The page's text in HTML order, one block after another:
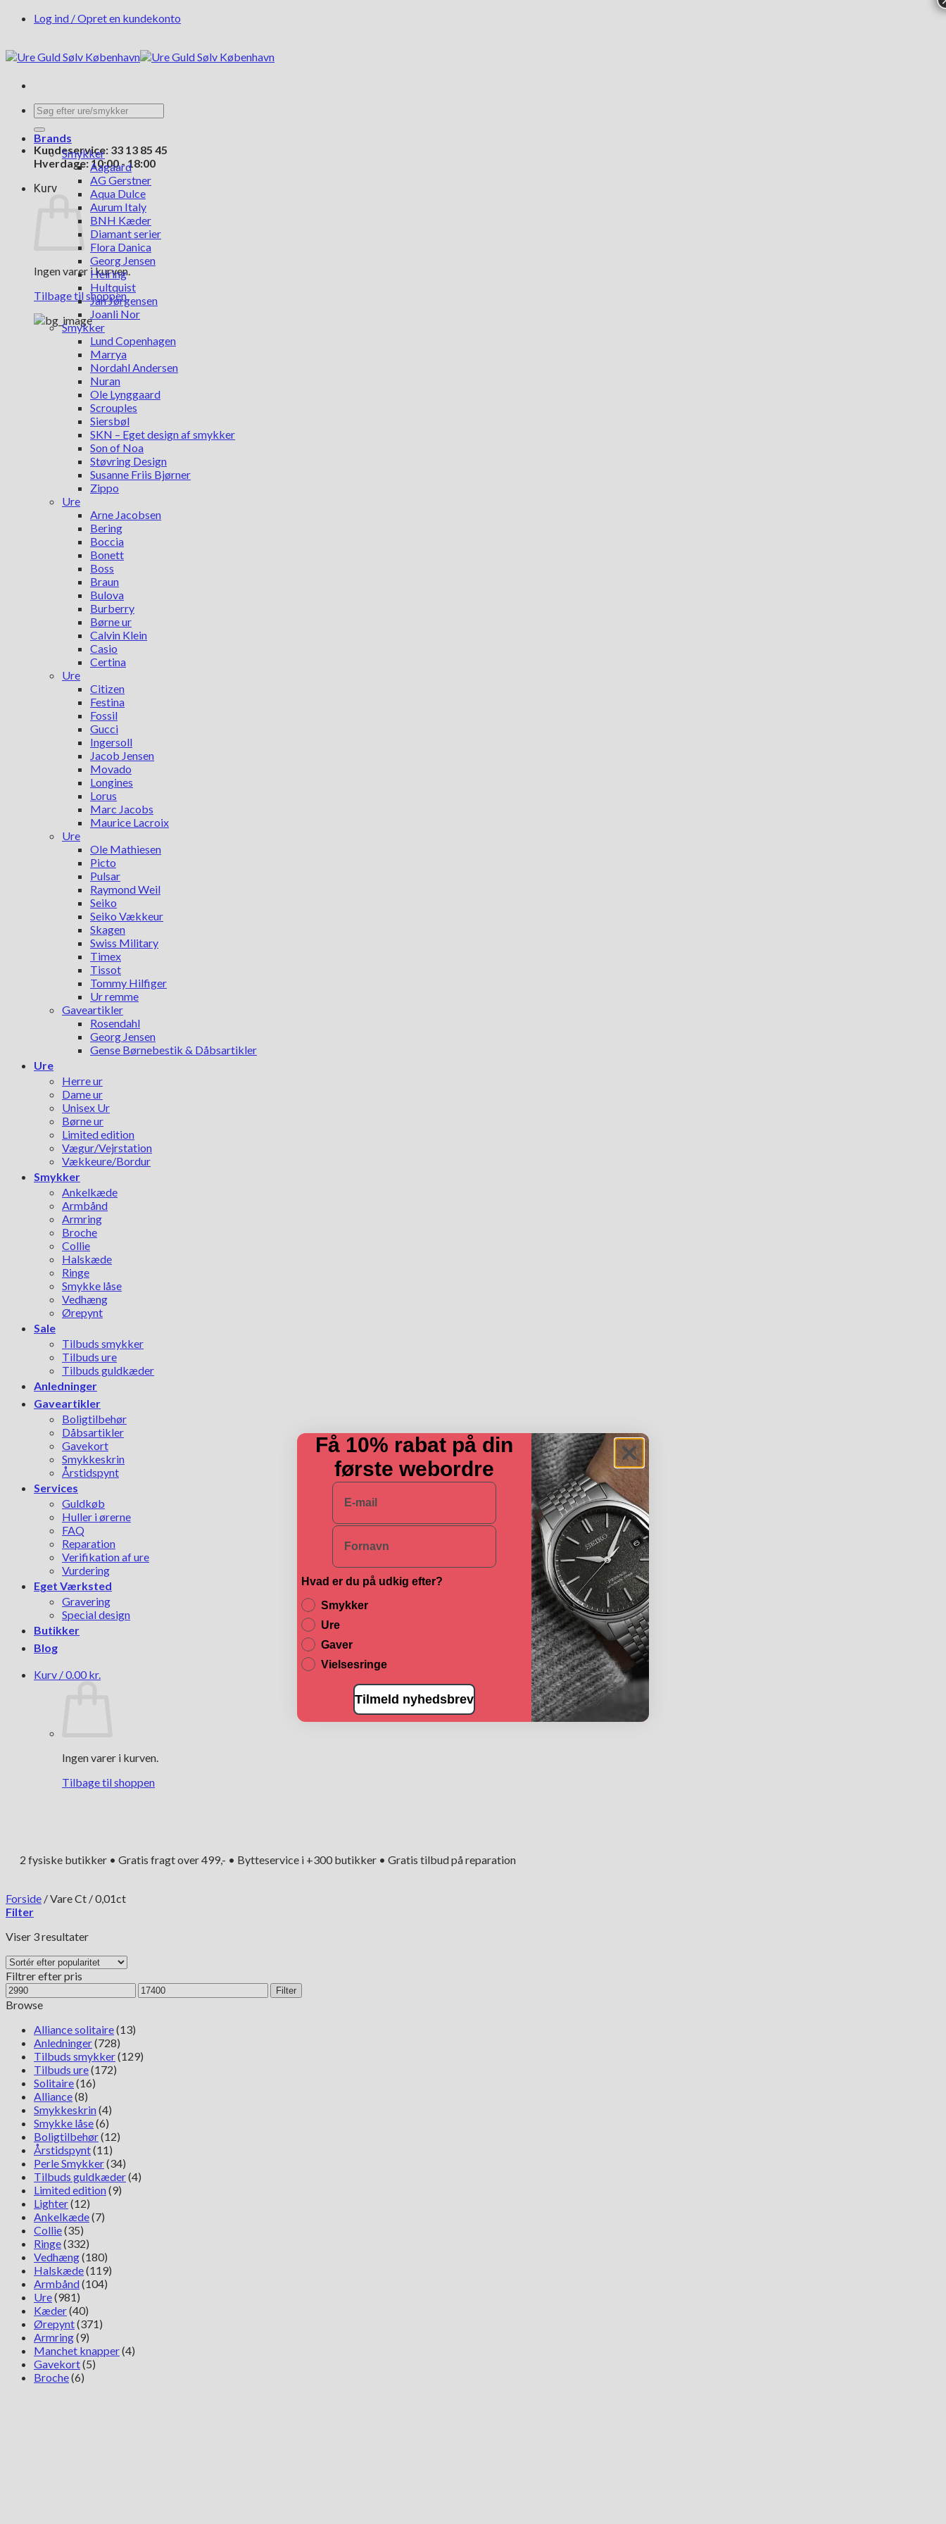
FortsætLog ind / Opret en kundekonto
Søg
efter:
Kundeservice: 33 13 85 45
Hverdage: 10:00 - 18:00
Kurv
Ingen varer i kurven.
Tilbage til shoppen
Brands
Smykker
Aagaard
AG Gerstner
Aqua Dulce
Aurum Italy
BNH Kæder
Diamant serier
Flora Danica
Georg Jensen
Heiring
Hultquist
Jan Jørgensen
Joanli Nor
Smykker
Lund Copenhagen
Marrya
Nordahl Andersen
Nuran
Ole Lynggaard
Scrouples
Siersbøl
SKN – Eget design af smykker
Son of Noa
Støvring Design
Susanne Friis Bjørner
Zippo
Ure
Arne Jacobsen
Bering
Boccia
Bonett
Boss
Braun
Bulova
Burberry
Børne ur
Calvin Klein
Casio
Certina
Ure
Citizen
Festina
Fossil
Gucci
Ingersoll
Jacob Jensen
Movado
Longines
Lorus
Marc Jacobs
Maurice Lacroix
Ure
Ole Mathiesen
Picto
Pulsar
Raymond Weil
Seiko
Seiko Vækkeur
Skagen
Swiss Military
Timex
Tissot
Tommy Hilfiger
Ur remme
Gaveartikler
Rosendahl
Georg Jensen
Gense Børnebestik & Dåbsartikler
Ure
Herre ur
Dame ur
Unisex Ur
Børne ur
Limited edition
Vægur/Vejrstation
Vækkeure/Bordur
Smykker
Ankelkæde
Armbånd
Armring
Broche
Collie
Halskæde
Ringe
Smykke låse
Vedhæng
Ørepynt
Sale
Tilbuds smykker
Tilbuds ure
Tilbuds guldkæder
Anledninger
Gaveartikler
Boligtilbehør
Dåbsartikler
Gavekort
Smykkeskrin
Årstidspynt
Services
Guldkøb
Huller i ørerne
FAQ
Reparation
Verifikation af ure
Vurdering
Eget Værksted
Gravering
Special design
Butikker
Blog
Kurv /0.00 kr.
Ingen varer i kurven.
Tilbage til shoppen
2 fysiske butikker • Gratis fragt over 499,- • Bytteservice i +300 butikker • Gratis tilbud på reparation
Forside /Vare Ct /0,01ct
Filter
Viser 3 resultaterSorteret
popularitet
Filtrer efter pris
Mindste
pris
Højeste
pris
Filter
Browse
Alliance solitaire(13)
Anledninger(728)
Tilbuds smykker(129)
Tilbuds ure(172)
Solitaire(16)
Alliance(8)
Smykkeskrin(4)
Smykke låse(6)
Boligtilbehør(12)
Årstidspynt(11)
Perle Smykker(34)
Tilbuds guldkæder(4)
Limited edition(9)
Lighter(12)
Ankelkæde(7)
Collie(35)
Ringe(332)
Vedhæng(180)
Halskæde(119)
Armbånd(104)
Ure(981)
Kæder(40)
Ørepynt(371)
Armring(9)
Manchet knapper(4)
Gavekort(5)
Broche(6)
Få 10% rabat på din
første webordre
E-mail
Navn
Hvad er du på udkig efter?
Smykker
Ure
Gaver
Vielsesringe
Tilmeld nyhedsbrev